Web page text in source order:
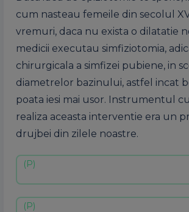
cum nasteau femeile din secolul
vremuri, daca nu exista o dilatatie
medicii executau simfiziotomia,
chirurgicala a simfizei pubiene, in
diametrelor bazinului, astfel incat
poata iesi mai usor. Instrumentul
realiza aceasta interventie era un
drujbei din zilele noastre.